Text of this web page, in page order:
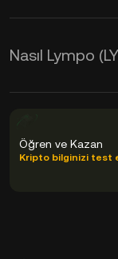
Nasıl Lympo
Öğren ve Kazan
Kripto bilginizi test